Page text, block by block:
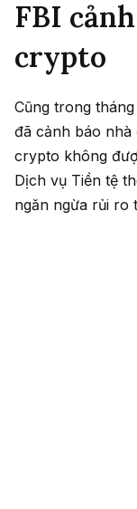
FBI
crypto
Cũng trong
đã cảnh báo
crypto không
Dịch vụ Tiền tệ
ngăn ngừa rủi ro